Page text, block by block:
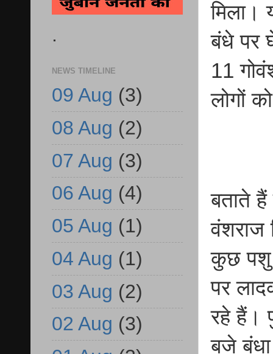
मिला।
बंधे पर
11
लोगों
बताते हैं
वंशराज
कुछ पशु
पर
रहे हैं।
बजे
.
NEWS TIMELINE
09 Aug (3)
08 Aug (2)
07 Aug (3)
06 Aug (4)
05 Aug (1)
04 Aug (1)
03 Aug (2)
02 Aug (3)